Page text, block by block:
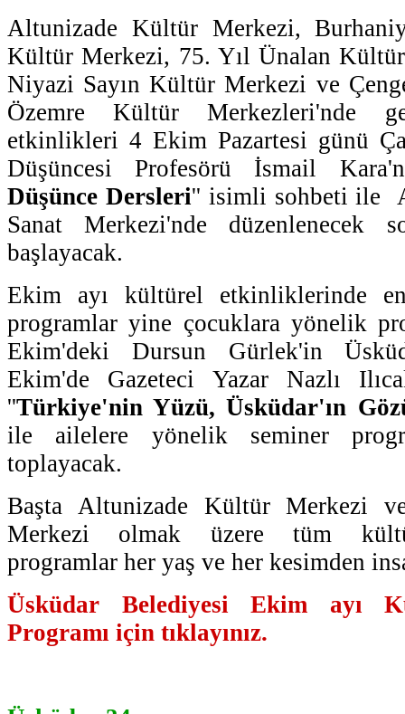
Altunizade Kültür Merkezi,
Kültür Merkezi, 75. Yıl Ünalan
Niyazi Sayın Kültür Merkezi ve
Özemre Kültür Merkezleri'nde
etkinlikleri 4 Ekim Pazartesi günü
Düşüncesi Profesörü İsmail
Düşünce Dersleri'' isimli sohbeti ile
Sanat Merkezi'nde düzenlenecek
başlayacak.
Ekim ayı kültürel etkinliklerinde
programlar yine çocuklara yönelik
Ekim'deki Dursun Gürlek'in
Ekim'de Gazeteci Yazar Nazlı
''Türkiye'nin Yüzü, Üsküdar'ın
ile ailelere yönelik seminer
toplayacak.
Başta Altunizade Kültür Merkezi
Merkezi olmak üzere tüm
programlar her yaş ve her kesimden
Üsküdar Belediyesi Ekim ayı
Programı için tıklayınız.